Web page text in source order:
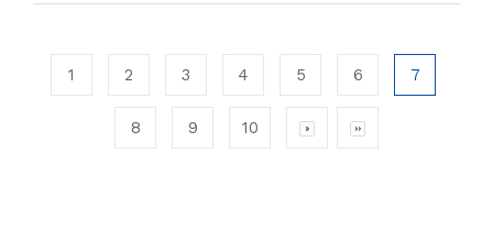
1 2 3 4 5 6 7
8 9 10